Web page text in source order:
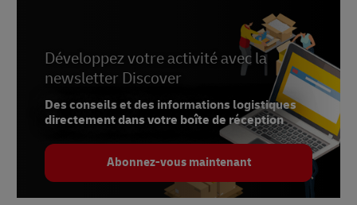
Développez votre activité avec la
newsletter Discover
Des conseils et des informations logistiques
directement dans votre boîte de réception
Abonnez-vous maintenant